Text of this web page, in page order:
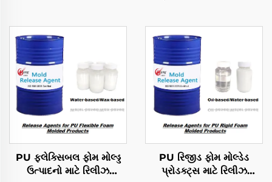
PU ફ્લેક્સિબલ ફોમ મોલ્ડ્ડ
ઉત્પાદનો માટે રિલીઝ
PU રિજીડ ફોમ મોલ્ડેડ
પ્રોડક્ટ્સ માટે રિલીઝ